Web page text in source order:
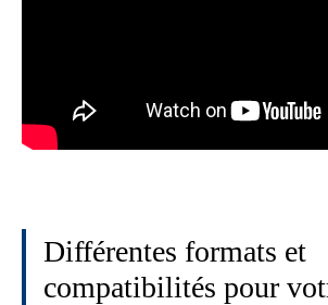
Différentes formats et
compatibilités pour